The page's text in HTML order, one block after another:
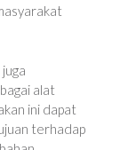
alat
ini dapat
terhadap